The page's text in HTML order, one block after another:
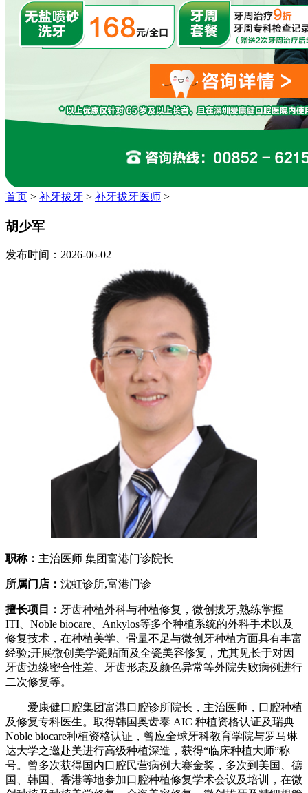
首页 > 补牙拔牙 > 补牙拔牙医师 >
胡少军
发布时间：2026-06-02
职称： 主治医师 集团富港门诊院长
所属门店： 沈虹诊所,富港门诊
擅长项目： 牙齿种植外科与种植修复，微创拔牙,熟练掌握
ITI、Noble biocare、Ankylos等多个种植系统的外科手术以及
修复技术，在种植美学、骨量不足与微创牙种植方面具有丰富
经验;开展微创美学瓷贴面及全瓷美容修复，尤其见长于对因
牙齿边缘密合性差、牙齿形态及颜色异常等外院失败病例进行
二次修复等。
爱康健口腔集团富港口腔诊所院长，主治医师，口腔种植
及修复专科医生。取得韩国奥齿泰 AIC 种植资格认证及瑞典
Noble biocare种植资格认证，曾应全球牙科教育学院与罗马琳
达大学之邀赴美进行高级种植深造，获得“临床种植大师”称
号。曾多次获得国内口腔民营病例大赛金奖，多次到美国、德
国、韩国、香港等地参加口腔种植修复学术会议及培训，在微